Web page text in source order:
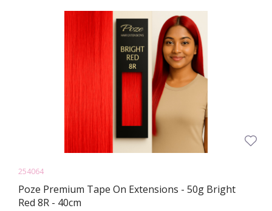
254064
Poze Premium Tape On Extensions - 50g Bright
Red 8R - 40cm